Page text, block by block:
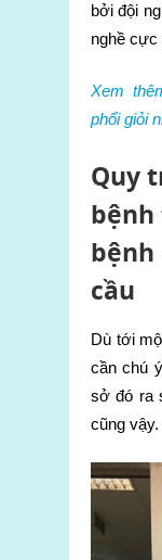
bởi đội
nghề cực
Xem
phổi giỏi
Quy
bệnh
bệnh
cầu
Dù tới
cần chú
sở đó ra
cũng vậy.